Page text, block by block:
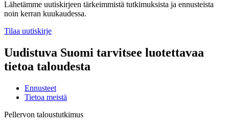
Lähetämme uutiskirjeen tärkeimmistä tutkimuksista ja ennusteista
noin kerran kuukaudessa.
Tilaa uutiskirje
Uudistuva Suomi tarvitsee luotettavaa
tietoa taloudesta
Ennusteet
Tietoa meistä
Pellervon taloustutkimus